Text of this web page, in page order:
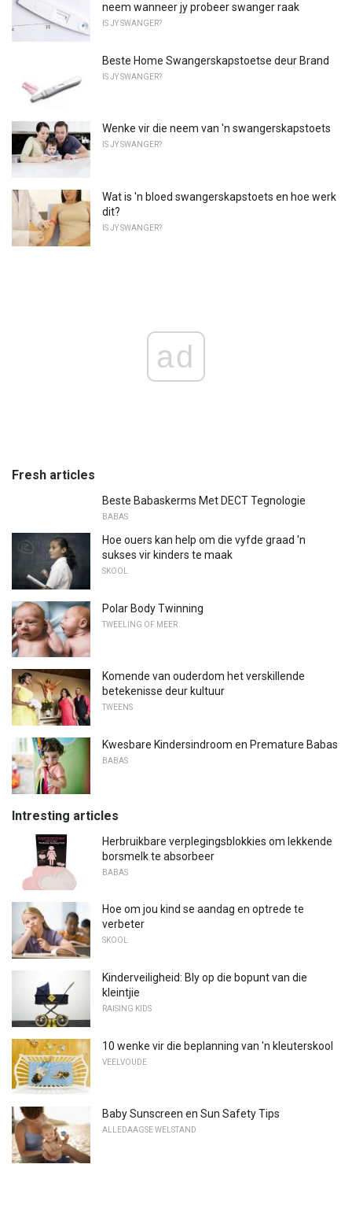
neem wanneer jy probeer swanger raak
IS JY SWANGER?
Beste Home Swangerskapstoetse deur Brand
IS JY SWANGER?
Wenke vir die neem van 'n swangerskapstoets
IS JY SWANGER?
Wat is 'n bloed swangerskapstoets en hoe werk
dit?
IS JY SWANGER?
ad
Fresh articles
Beste Babaskerms Met DECT Tegnologie
BABAS
Hoe ouers kan help om die vyfde graad 'n
sukses vir kinders te maak
SKOOL
Polar Body Twinning
TWEELING OF MEER
Komende van ouderdom het verskillende
betekenisse deur kultuur
TWEENS
Kwesbare Kindersindroom en Premature Babas
BABAS
Intresting articles
Herbruikbare verplegingsblokkies om lekkende
borsmelk te absorbeer
BABAS
Hoe om jou kind se aandag en optrede te
verbeter
SKOOL
Kinderveiligheid: Bly op die bopunt van die
kleintjie
RAISING KIDS
10 wenke vir die beplanning van 'n kleuterskool
VEELVOUDE
Baby Sunscreen en Sun Safety Tips
ALLEDAAGSE WELSTAND